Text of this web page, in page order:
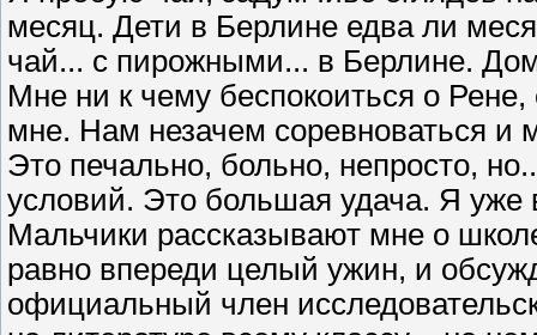
месяц. Дети в Берлине едва ли
чай... с пирожными... в Берлине.
Мне ни к чему беспокоиться о
мне. Нам незачем соревноваться и
Это печально, больно, непросто,
условий. Это большая удача. Я уже
Мальчики рассказывают мне о
равно впереди целый ужин, и
официальный член